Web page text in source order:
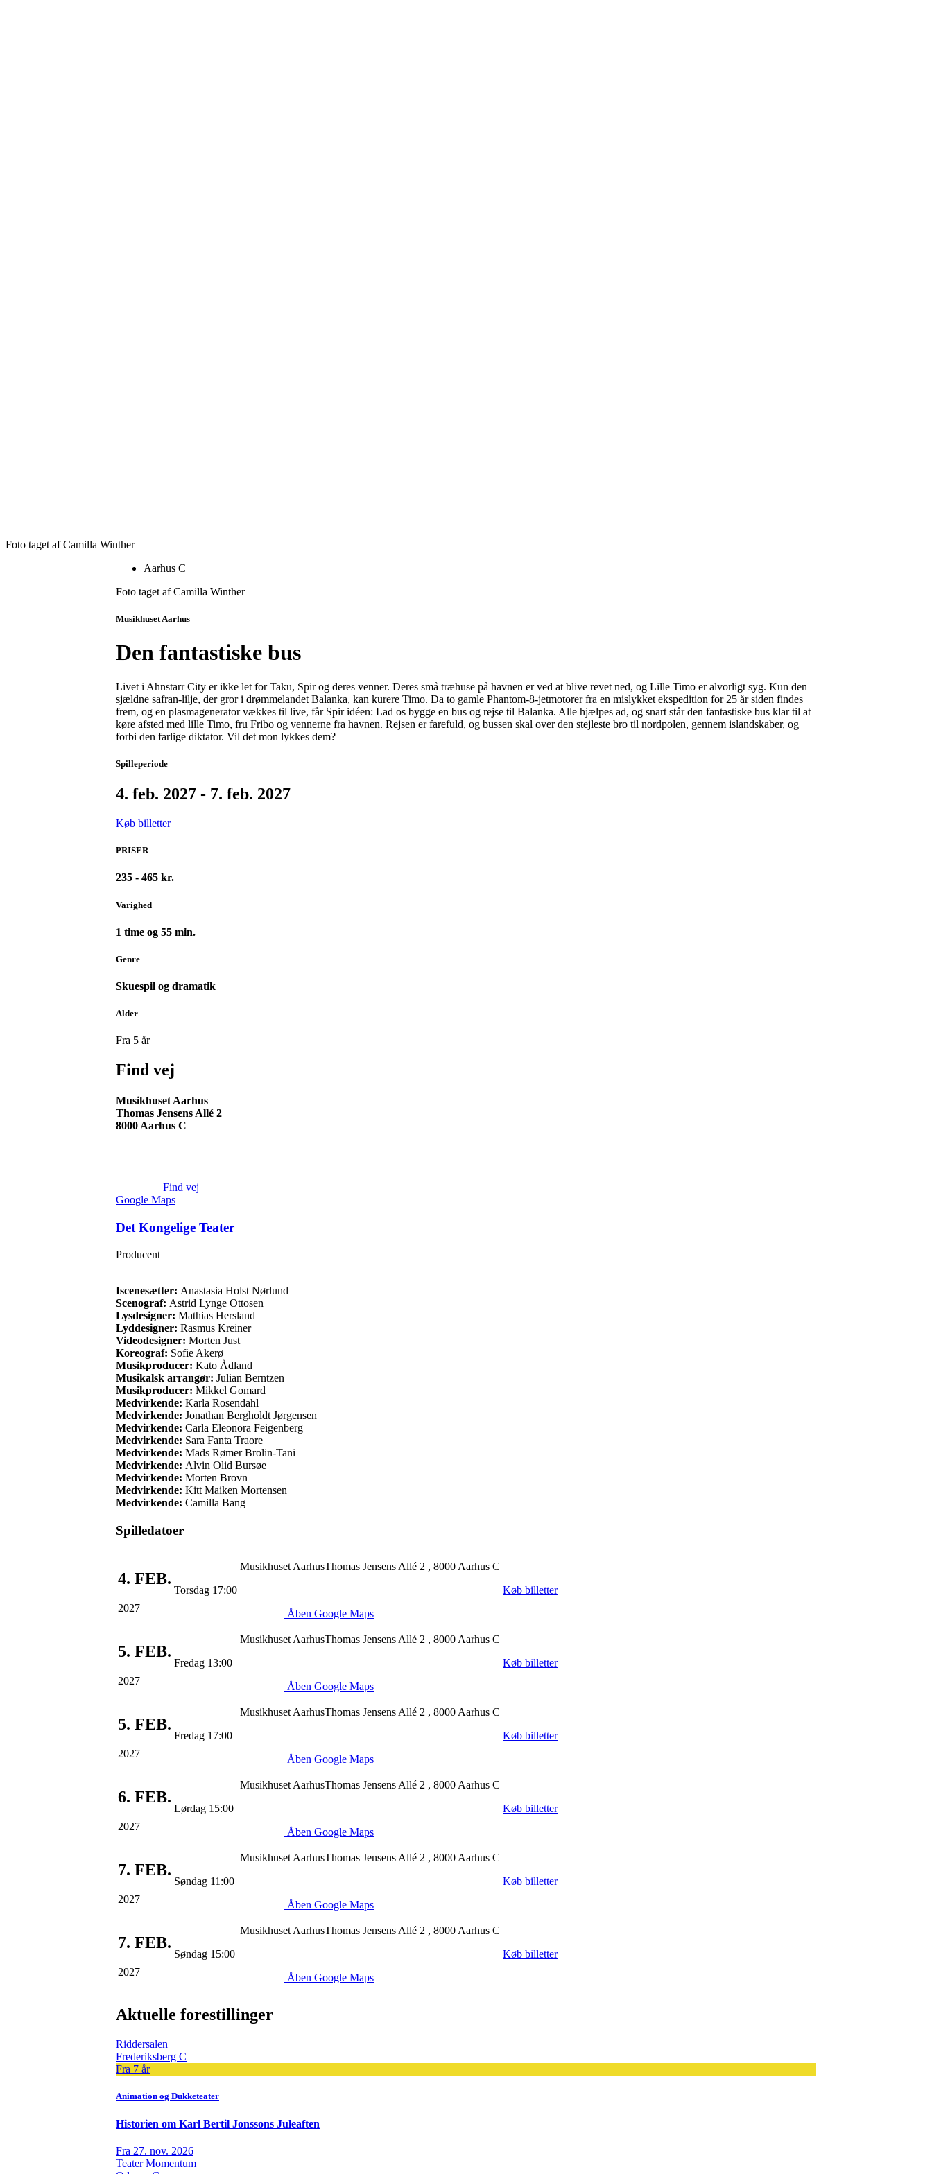
Foto taget af Camilla Winther
Aarhus C
Foto taget af Camilla Winther
Musikhuset Aarhus
Den fantastiske bus
Livet i Ahnstarr City er ikke let for Taku, Spir og deres venner. Deres små træhuse på havnen er ved at blive revet ned, og Lille Timo er alvorligt syg. Kun den
sjældne safran-lilje, der gror i drømmelandet Balanka, kan kurere Timo. Da to gamle Phantom-8-jetmotorer fra en mislykket ekspedition for 25 år siden findes
frem, og en plasmagenerator vækkes til live, får Spir idéen: Lad os bygge en bus og rejse til Balanka. Alle hjælpes ad, og snart står den fantastiske bus klar til at
køre afsted med lille Timo, fru Fribo og vennerne fra havnen. Rejsen er farefuld, og bussen skal over den stejleste bro til nordpolen, gennem islandskaber, og
forbi den farlige diktator. Vil det mon lykkes dem?
Spilleperiode
4. feb. 2027 - 7. feb. 2027
Køb billetter
PRISER
235 - 465 kr.
Varighed
1 time og 55 min.
Genre
Skuespil og dramatik
Alder
Fra 5 år
Find vej
Musikhuset Aarhus
Thomas Jensens Allé 2
8000 Aarhus C
Find vej
Google Maps
Det Kongelige Teater
Producent
Iscenesætter: Anastasia Holst Nørlund
Scenograf: Astrid Lynge Ottosen
Lysdesigner: Mathias Hersland
Lyddesigner: Rasmus Kreiner
Videodesigner: Morten Just
Koreograf: Sofie Akerø
Musikproducer: Kato Ådland
Musikalsk arrangør: Julian Berntzen
Musikproducer: Mikkel Gomard
Medvirkende: Karla Rosendahl
Medvirkende: Jonathan Bergholdt Jørgensen
Medvirkende: Carla Eleonora Feigenberg
Medvirkende: Sara Fanta Traore
Medvirkende: Mads Rømer Brolin-Tani
Medvirkende: Alvin Olid Bursøe
Medvirkende: Morten Brovn
Medvirkende: Kitt Maiken Mortensen
Medvirkende: Camilla Bang
Spilledatoer
4. FEB.
2027
Torsdag 17:00
Musikhuset AarhusThomas Jensens Allé 2 , 8000 Aarhus C
Åben Google Maps
Køb billetter
5. FEB.
2027
Fredag 13:00
Musikhuset AarhusThomas Jensens Allé 2 , 8000 Aarhus C
Åben Google Maps
Køb billetter
5. FEB.
2027
Fredag 17:00
Musikhuset AarhusThomas Jensens Allé 2 , 8000 Aarhus C
Åben Google Maps
Køb billetter
6. FEB.
2027
Lørdag 15:00
Musikhuset AarhusThomas Jensens Allé 2 , 8000 Aarhus C
Åben Google Maps
Køb billetter
7. FEB.
2027
Søndag 11:00
Musikhuset AarhusThomas Jensens Allé 2 , 8000 Aarhus C
Åben Google Maps
Køb billetter
7. FEB.
2027
Søndag 15:00
Musikhuset AarhusThomas Jensens Allé 2 , 8000 Aarhus C
Åben Google Maps
Køb billetter
Aktuelle forestillinger
Riddersalen
Frederiksberg C
Fra 7 år
Animation og Dukketeater
Historien om Karl Bertil Jonssons Juleaften
Fra 27. nov. 2026
Teater Momentum